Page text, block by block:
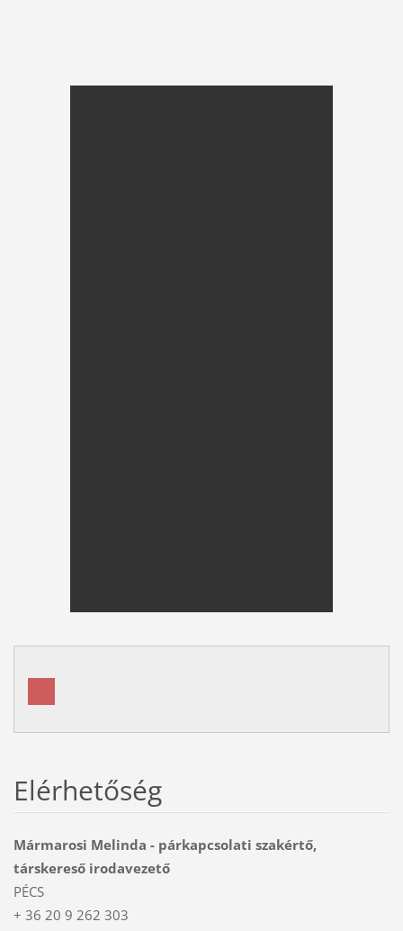
Elérhetőség
Mármarosi Melinda - párkapcsolati szakértő,
társkereső irodavezető
PÉCS
+ 36 20 9 262 303